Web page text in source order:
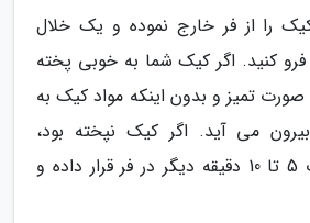
را از فر خارج نموده و یک خلال
کنید. اگر کیک شما به خوبی پخته
صورت تمیز و بدون اینکه مواد کیک به
می آید. اگر کیک نپخته بود،
مجددا آن را به مدت 5 تا 10 دقیقه دیگر در فر قرار داده و